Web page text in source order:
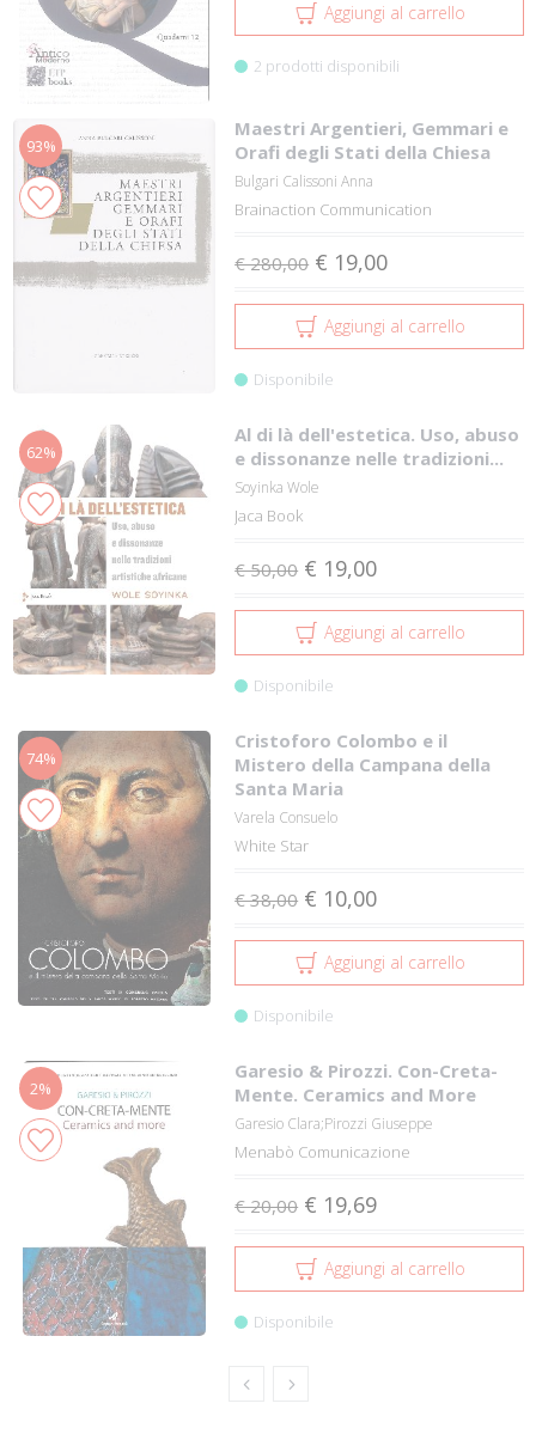
Aggiungi al carrello
2 prodotti disponibili
93%
Maestri Argentieri, Gemmari e
Orafi degli Stati della Chiesa
Bulgari Calissoni Anna
Brainaction Communication
€ 280,00 € 19,00
Aggiungi al carrello
Disponibile
62%
Al di là dell'estetica. Uso, abuso
e dissonanze nelle tradizioni...
Soyinka Wole
Jaca Book
€ 50,00 € 19,00
Aggiungi al carrello
Disponibile
74%
Cristoforo Colombo e il
Mistero della Campana della
Santa Maria
Varela Consuelo
White Star
€ 38,00 € 10,00
Aggiungi al carrello
Disponibile
2%
Garesio & Pirozzi. Con-Creta-
Mente. Ceramics and More
Garesio Clara;Pirozzi Giuseppe
Menabò Comunicazione
€ 20,00 € 19,69
Aggiungi al carrello
Disponibile